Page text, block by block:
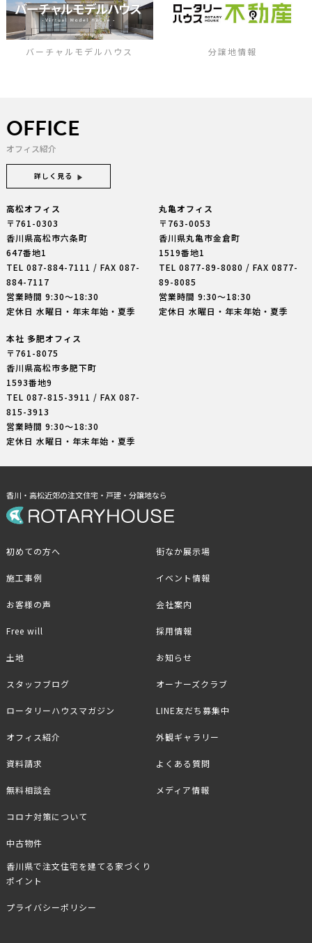
バーチャルモデルハウス 分譲地情報
OFFICE
オフィス紹介
詳しく見る
高松オフィス
〒761-0303
香川県高松市六条町
647番地1
TEL 087-884-7111 / FAX 087-
884-7117
営業時間 9:30〜18:30
定休日 水曜日・年末年始・夏季
丸亀オフィス
〒763-0053
香川県丸亀市金倉町
1519番地1
TEL0877-89-8080 / FAX 0877-
89-8085
営業時間 9:30〜18:30
定休日 水曜日・年末年始・夏季
本社 多肥オフィス
〒761-8075
香川県高松市多肥下町
1593番地9
TEL 087-815-3911 / FAX 087-
815-3913
営業時間 9:30〜18:30
定休日 水曜日・年末年始・夏季
香川・高松近郊の注文住宅・戸建・分譲地なら
初めての方へ
施工事例
お客様の声
Free will
土地
街なか展示場
イベント情報
会社案内
採用情報
お知らせ
スタッフブログ
ロータリーハウスマガジン
オフィス紹介
資料請求
無料相談会
オーナーズクラブ
LINE友だち募集中
外観ギャラリー
よくある質問
メディア情報
コロナ対策について
中古物件
香川県で注文住宅を建てる家づくり
ポイント
プライバシーポリシー